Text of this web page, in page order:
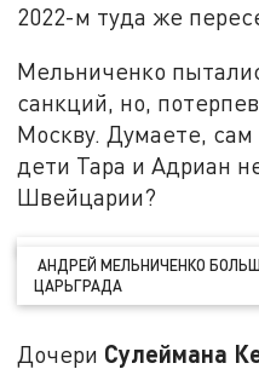
2022-м туда же
Мельниченко
санкций, но,
Москву. Думаете, сам
дети Тара и Адриан
Швейцарии?
АНДРЕЙ МЕЛЬНИЧЕНКО
ЦАРЬГРАДА
Дочери Сулеймана